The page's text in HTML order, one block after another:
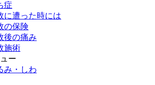
症
に遭った時には
の保険
後の痛み
施術
ー
み・しわ